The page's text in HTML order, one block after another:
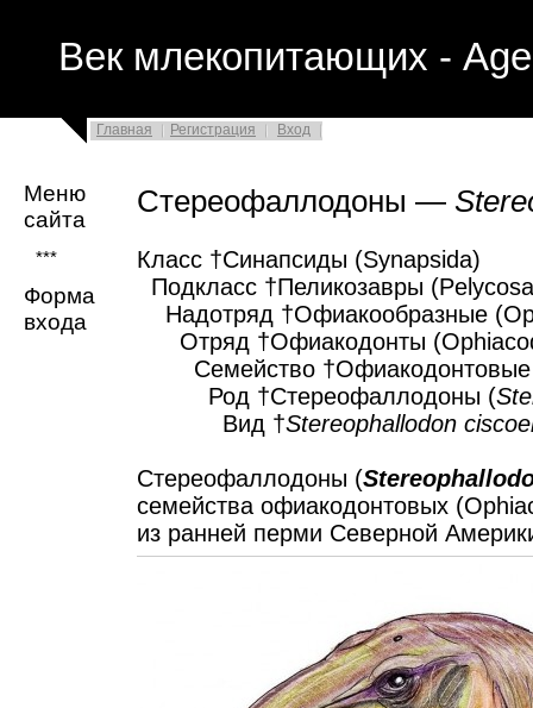
Век млекопитающих -
Главная Регистрация Вход
Меню
сайта
***
Форма
входа
Стереофаллодоны —
Класс †Синапсиды (Synapsida)
Подкласс †Пеликозавры
Надотряд †Офиакообразные
Отряд †Офиакодонты
Семейство †Офиакодонтовые
Род †Стереофаллодоны (
Вид †Stereophallodon
Стереофаллодоны (
семейства офиакодонтовых
из ранней перми Северной